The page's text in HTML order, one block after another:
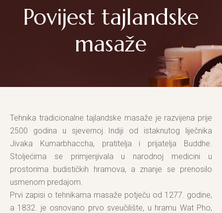
Povijest tajlandske
masaže
Tehnika tradicionalne tajlandske masaže je razvijena prije
2500 godina u sjevernoj Indiji od istaknutog liječnika
Jivaka Kumarbhaccha, pratitelja i prijatelja Buddhe.
Stoljećima se primjenjivala u narodnoj medicini u
prostorima budističkih hramova, a znanje se prenosilo
usmenom predajom.
Prvi zapisi o tehnikama masaže potječu od 1277. godine,
a 1832. je osnovano prvo sveučilište, u hramu Wat Pho,